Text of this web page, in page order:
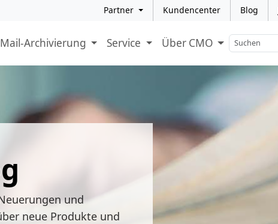
Partner Kundencenter Blog
Mail-Archivierung Service Über CMO
und
neue Produkte und